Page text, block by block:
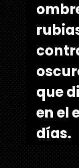
que
en el
días.
que
en el
días.